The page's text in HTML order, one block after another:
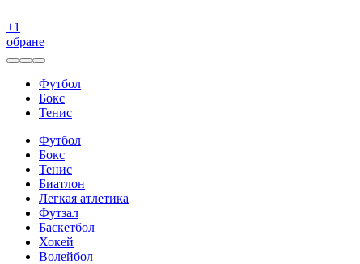
+1
обране
Футбол
Бокс
Тенис
Футбол
Бокс
Тенис
Биатлон
Легкая атлетика
Футзал
Баскетбол
Хокей
Волейбол